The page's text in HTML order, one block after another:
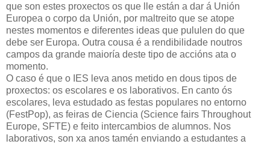
que son estes proxectos os que lle están a dar á Unión
Europea o corpo da Unión, por maltreito que se atope
nestes momentos e diferentes ideas que pululen do que
debe ser Europa. Outra cousa é a rendibilidade noutros
campos da grande maioría deste tipo de accións ata o
momento.
O caso é que o IES leva anos metido en dous tipos de
proxectos: os escolares e os laborativos. En canto ós
escolares, leva estudado as festas populares no entorno
(FestPop), as feiras de Ciencia (Science fairs Throughout
Europe, SFTE) e feito intercambios de alumnos. Nos
laborativos, son xa anos tamén enviando a estudantes a